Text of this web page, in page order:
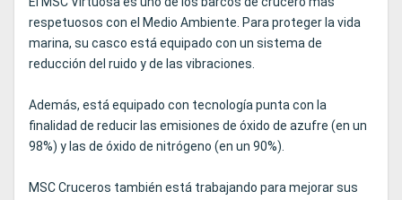
respetuosos con el Medio Ambiente. Para proteger la vida
marina, su casco está equipado con un sistema de
reducción del ruido y de las vibraciones.
Además, está equipado con tecnología punta con la
finalidad de reducir las emisiones de óxido de azufre (en un
98%) y las de óxido de nitrógeno (en un 90%).
MSC Cruceros también está trabajando para mejorar sus